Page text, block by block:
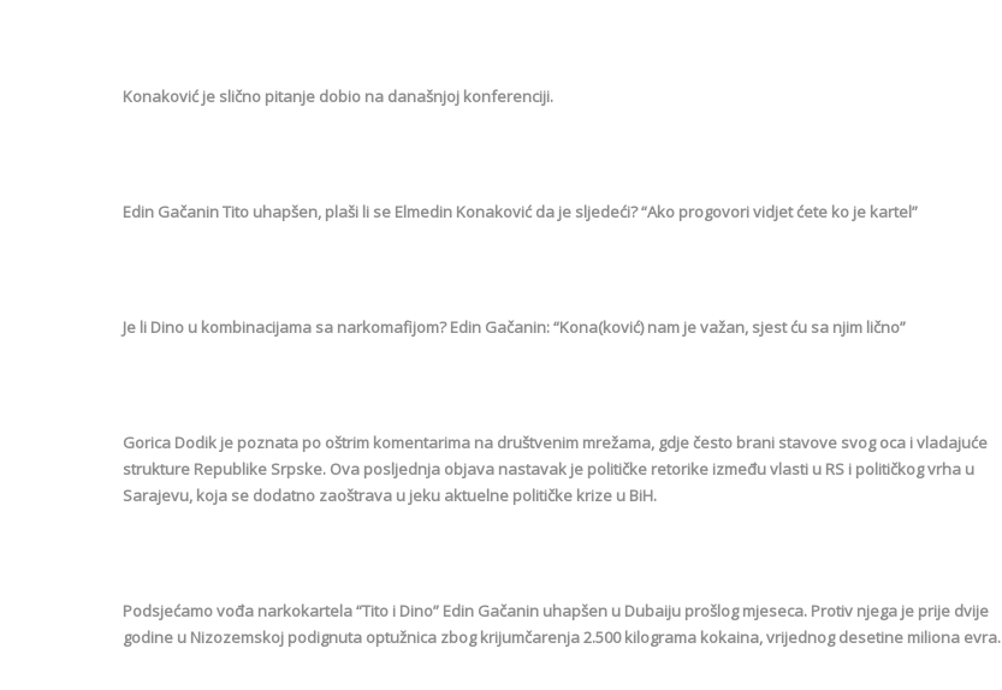
Konaković je slično pitanje dobio na današnjoj konferenciji.
Edin Gačanin Tito uhapšen, plaši li se Elmedin Konaković da je sljedeći? “Ako progovori vidjet ćete ko je kartel”
Je li Dino u kombinacijama sa narkomafijom? Edin Gačanin: “Kona(ković) nam je važan, sjest ću sa njim lično”
Gorica Dodik je poznata po oštrim komentarima na društvenim mrežama, gdje često brani stavove svog oca i vladajuće
strukture Republike Srpske. Ova posljednja objava nastavak je političke retorike između vlasti u RS i političkog vrha u
Sarajevu, koja se dodatno zaoštrava u jeku aktuelne političke krize u BiH.
Podsjećamo vođa narkokartela “Tito i Dino” Edin Gačanin uhapšen u Dubaiju prošlog mjeseca. Protiv njega je prije dvije
godine u Nizozemskoj podignuta optužnica zbog krijumčarenja 2.500 kilograma kokaina, vrijednog desetine miliona evra.